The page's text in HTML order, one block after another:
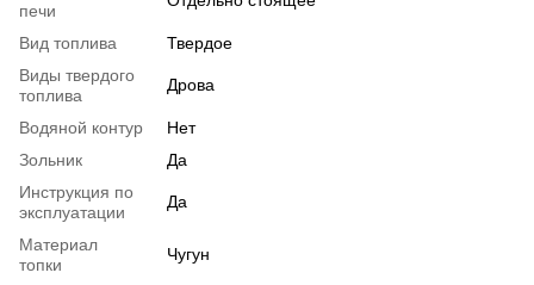
печи
Вид топлива
Твердое
Виды твердого
топлива
Дрова
Водяной контур
Нет
Зольник
Да
Инструкция по
эксплуатации
Да
Материал
топки
Чугун